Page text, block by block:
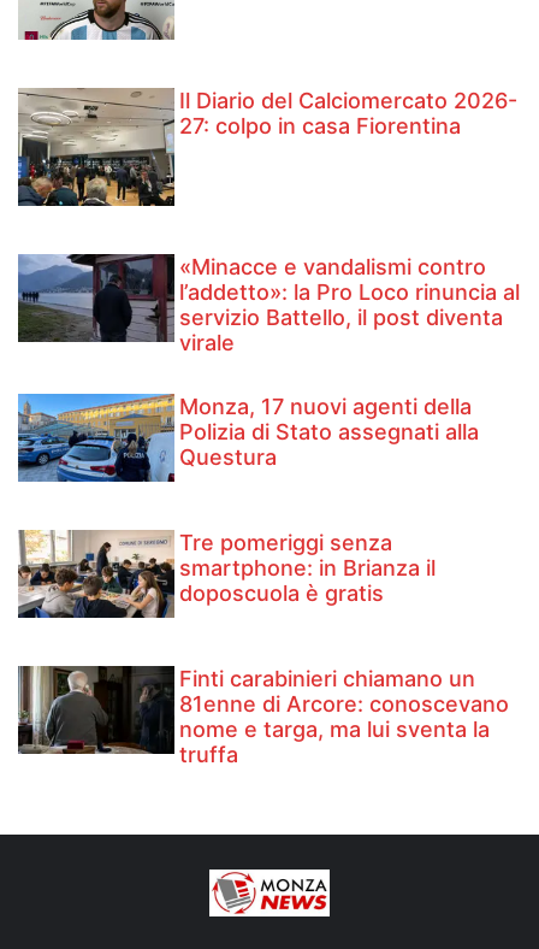
Il Diario del Calciomercato 2026-
27: colpo in casa Fiorentina
«Minacce e vandalismi contro
l’addetto»: la Pro Loco rinuncia al
servizio Battello, il post diventa
virale
Monza, 17 nuovi agenti della
Polizia di Stato assegnati alla
Questura
Tre pomeriggi senza
smartphone: in Brianza il
doposcuola è gratis
Finti carabinieri chiamano un
81enne di Arcore: conoscevano
nome e targa, ma lui sventa la
truffa